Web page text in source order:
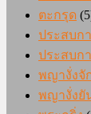
ตะกรุด
ประสบก
ประสบก
พญางั่งจั
พญางั่งยั